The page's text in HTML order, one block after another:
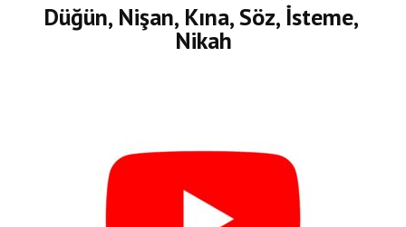
Düğün, Nişan, Kına, Söz, İsteme,
Nikah